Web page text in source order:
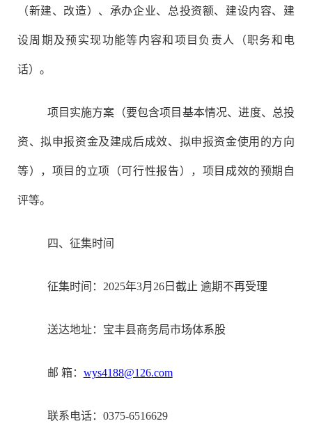
（新建、改造）、承办企业、总投资额、建设内容、建
设周期及预实现功能等内容和项目负责人（职务和电
话）。
项目实施方案（要包含项目基本情况、进度、总投
资、拟申报资金及建成后成效、拟申报资金使用的方向
等），项目的立项（可行性报告），项目成效的预期自
评等。
四、征集时间
征集时间：2025年3月 26日截止 逾期不再受理
送达地址： 宝丰县商务局市场体系股
邮 箱： wys4188@126.com
联系电话：0375-6516629